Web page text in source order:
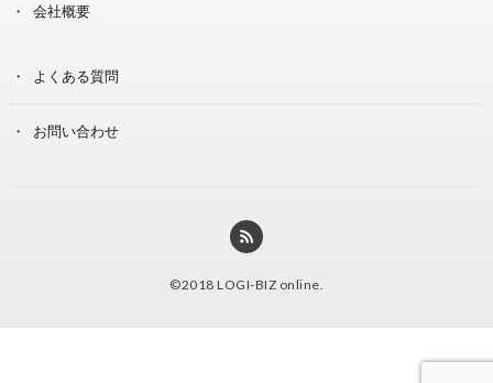
会社概要
よくある質問
お問い合わせ
©2018 LOGI-BIZ online